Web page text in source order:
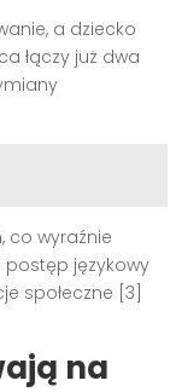
a dziecko
łączy już dwa
co wyraźnie
postęp językowy
społeczne [3]
na